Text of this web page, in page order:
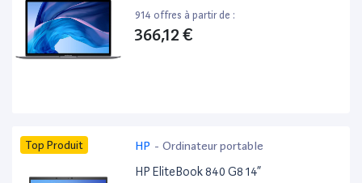
914 offres à partir de :
366,12 €
Top Produit HP - Ordinateur portable
HP EliteBook 840 G8 14”